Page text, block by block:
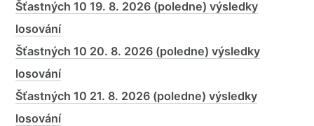
Šťastných 10 19. 8. 2026 (poledne) výsledky
losování
Šťastných 10 20. 8. 2026 (poledne) výsledky
losování
Šťastných 10 21. 8. 2026 (poledne) výsledky
losování